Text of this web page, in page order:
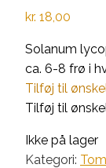
kr. 18,00
Solanum
ca. 6-8 frø i
Tilføj til
Tilføj til
Ikke på lager
Kategori: